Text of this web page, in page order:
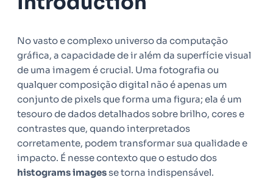
No vasto e complexo universo da computação
gráfica, a capacidade de ir além da superfície visual
de uma imagem é crucial. Uma fotografia ou
qualquer composição digital não é apenas um
conjunto de pixels que forma uma figura; ela é um
tesouro de dados detalhados sobre brilho, cores e
contrastes que, quando interpretados
corretamente, podem transformar sua qualidade e
impacto. É nesse contexto que o estudo dos
histograms imagesse torna indispensável.